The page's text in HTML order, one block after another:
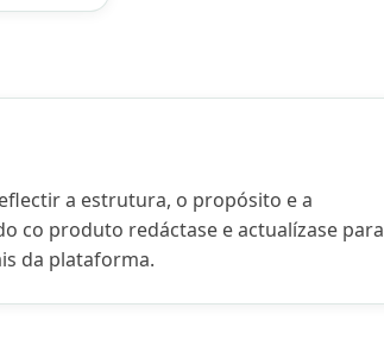
a estrutura, o propósito e a
co produto redáctase e actualízase para
da plataforma.